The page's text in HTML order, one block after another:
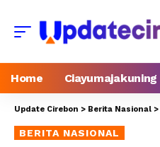
Home Ciayumajakuning
Update Cirebon > Berita Nasional >
BERITA NASIONAL